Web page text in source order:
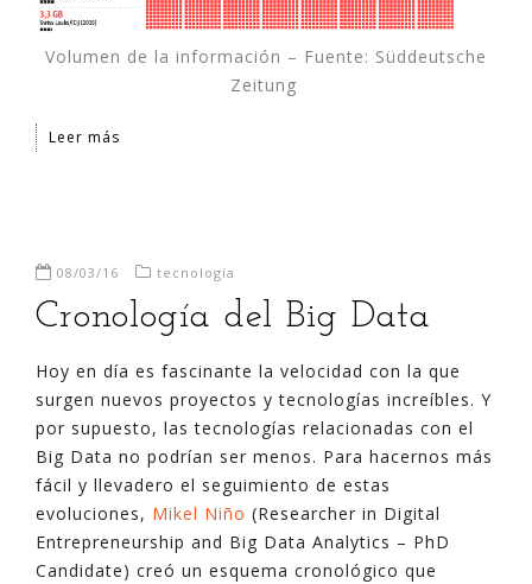
Volumen de la información – Fuente: Süddeutsche
Zeitung
Leer más
08/03/16 tecnología
Cronología del Big Data
Hoy en día es fascinante la velocidad con la que
surgen nuevos proyectos y tecnologías increíbles. Y
por supuesto, las tecnologías relacionadas con el
Big Data no podrían ser menos. Para hacernos más
fácil y llevadero el seguimiento de estas
evoluciones, Mikel Niño (Researcher in Digital
Entrepreneurship and Big Data Analytics – PhD
Candidate) creó un esquema cronológico que